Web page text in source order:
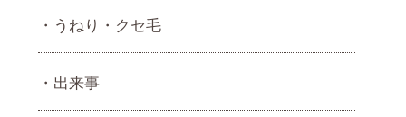
うねり・ クセ毛
出来事